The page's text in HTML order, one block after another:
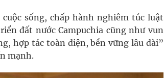
sống, chấp hành nghiêm túc luật
đất nước Campuchia cũng như vun
hợp tác toàn diện, bền vững lâu dài”
mạnh.